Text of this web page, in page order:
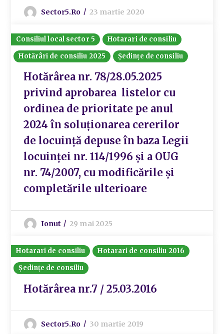
Sector5.ro 23 martie 2020
Consiliul local sector 5
Hotarari de consiliu
Hotărâri de consiliu 2025
Ședințe de consiliu
Hotărârea nr. 78/28.05.2025
privind aprobarea listelor cu
ordinea de prioritate pe anul
2024 în soluționarea cererilor
de locuință depuse în baza Legii
locuinței nr. 114/1996 și a OUG
nr. 74/2007, cu modificările și
completările ulterioare
Ionut 29 mai 2025
Hotarari de consiliu
Hotarari de consiliu 2016
Ședințe de consiliu
Hotărârea nr.7 / 25.03.2016
Sector5.ro 30 martie 2019